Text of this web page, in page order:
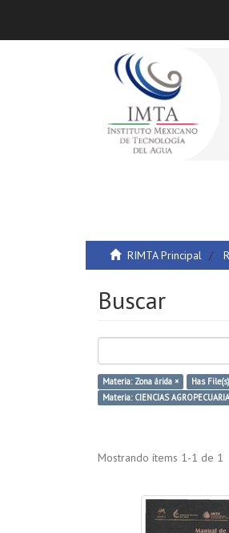
RIMTA Principal
Buscar
Materia: Zona árida × Has
Materia: CIENCIAS
Mostrando ítems 1-1 de 1